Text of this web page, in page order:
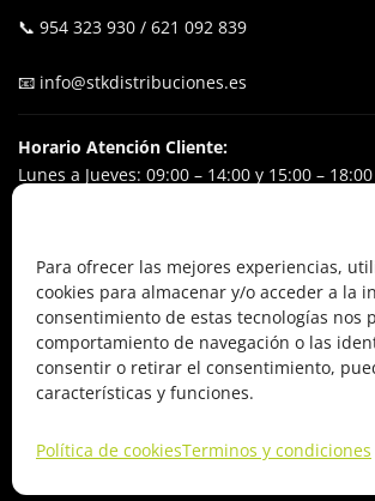
Para ofrecer las mejores experiencias,
cookies para almacenar y/o acceder a la
consentimiento de estas tecnologías nos
comportamiento de navegación o las
consentir o retirar el consentimiento,
características y funciones.
Política de cookiesTerminos y condiciones
📞 954 323 930 / 621 092 839
📧 info@stkdistribuciones.es
Horario Atención Cliente:
Lunes a Jueves: 09:00 – 14:00 y 15:00 – 18:00
POL. IND. El Ejido
Calle Alfareros, 24
41640 Osuna (Sevilla), España